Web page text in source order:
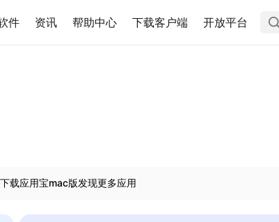
件 资讯 帮助中心 下载客户端 开放平台
载应用宝mac版发现更多应用